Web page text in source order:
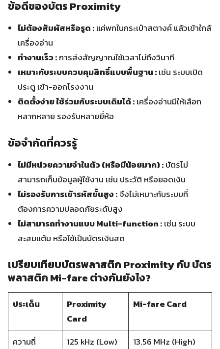
ข้อดีของบัตร Proximity
ไม่ต้องสัมผัสหรือรูด :แค่พกในกระเป๋าสตางค์ แล้วเข้าใกล้
เครื่องอ่าน
ทำงานเร็ว :การส่งสัญญาณใช้เวลาไม่ถึงวินาที
เหมาะกับระบบควบคุมสิทธิ์แบบพื้นฐาน :เช่น ระบบเปิด
ประตู เข้า-ออกโรงงาน
ติดตั้งง่าย ใช้ร่วมกับระบบเดิมได้ :เครื่องอ่านมีให้เลือก
หลากหลาย รองรับหลายยี่ห้อ
ข้อจำกัดที่ควรรู้
ไม่มีหน่วยความจำในตัว (หรือมีน้อยมาก) :บัตรไม่
สามารถเก็บข้อมูลผู้ใช้งาน เช่น ประวัติ หรือยอดเงิน
ไม่รองรับการเข้ารหัสขั้นสูง :จึงไม่เหมาะกับระบบที่
ต้องการความปลอดภัยระดับสูง
ไม่สามารถทำงานแบบ Multi-function :เช่น ระบบ
สะสมแต้ม หรือใช้เป็นบัตรเงินสด
เปรียบเทียบบัตรพลาสติก Proximity กับ บัตร
พลาสติก Mi-fare ต่างกันยังไง?
ประเด็น
Proximity
Card
Mi-fare Card
ความถี่ 125 kHz (Low)
13.56 MHz (High)